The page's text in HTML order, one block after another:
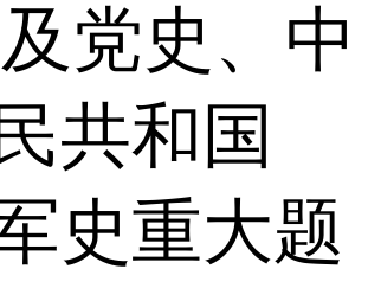
党史、中
共和国
史重大题